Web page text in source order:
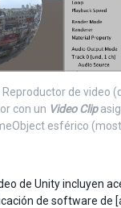
de video
con un Video Clip
esférico
de Unity incluyen
de software de